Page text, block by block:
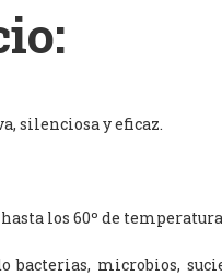
silenciosa y eficaz.
los 60º de
microbios,